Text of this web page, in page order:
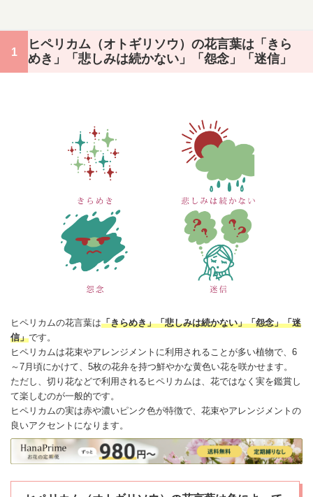
ヒペリカム（オトギリソウ）の花言葉は「きら
めき」「悲しみは続かない」「怨念」「迷信」
ヒペリカムの花言葉は「きらめき」「悲しみは続かない」「怨念」「迷
信」です。
ヒペリカムは花束やアレンジメントに利用されることが多い植物で、6
～7月頃にかけて、5枚の花弁を持つ鮮やかな黄色い花を咲かせます。
ただし、切り花などで利用されるヒペリカムは、花ではなく実を鑑賞し
て楽しむのが一般的です。
ヒペリカムの実は赤や濃いピンク色が特徴で、 花束やアレンジメントの
良いアクセントになります。